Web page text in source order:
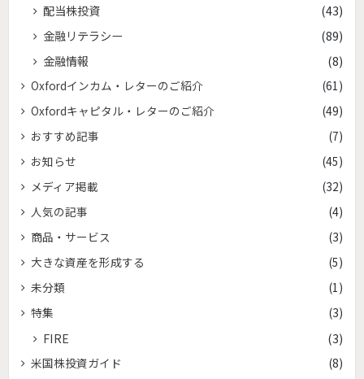
配当株投資
(43)
金融リテラシー
(89)
金融情報
(8)
Oxfordインカム・レターのご紹介
(61)
Oxfordキャピタル・レターのご紹介
(49)
おすすめ記事
(7)
お知らせ
(45)
メディア掲載
(32)
人気の記事
(4)
商品・サービス
(3)
大きな資産を形成する
(5)
未分類
(1)
特集
(3)
FIRE (3)
米国株投資ガイド
(8)